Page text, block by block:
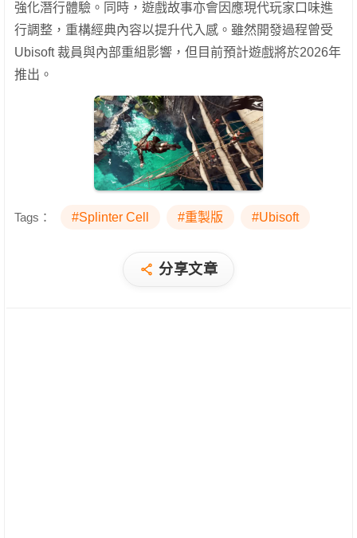
強化潛行體驗。同時，遊戲故事亦會因應現代玩家口味進
行調整，重構經典內容以提升代入感。雖然開發過程曾受
Ubisoft 裁員與內部重組影響，但目前預計遊戲將於2026年
推出。
Tags： #Splinter Cell #重製版 #Ubisoft
分享文章